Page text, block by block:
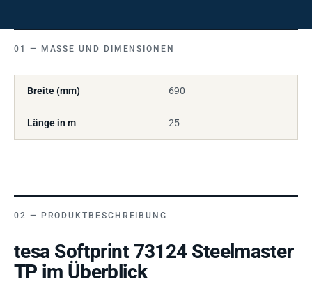
MASSE UND DIMENSIONEN
Breite (mm) 690
Länge in m 25
PRODUKTBESCHREIBUNG
tesa Softprint 73124 Steelmaster
TP im Überblick